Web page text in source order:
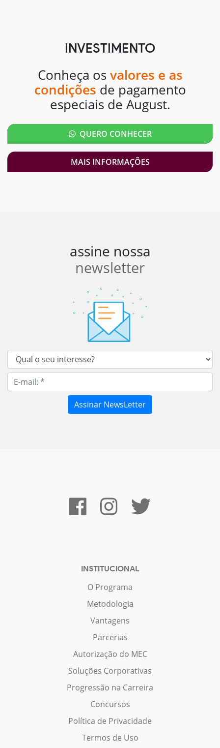
INVESTIMENTO
Conheça os valores e as
condições de pagamento
especiais de August.
QUERO CONHECER
MAIS INFORMAÇÕES
assine nossa
newsletter
INSTITUCIONAL
O Programa
Metodologia
Vantagens
Parcerias
Autorização do MEC
Soluções Corporativas
Progressão na Carreira
Concursos
Política de Privacidade
Termos de Uso